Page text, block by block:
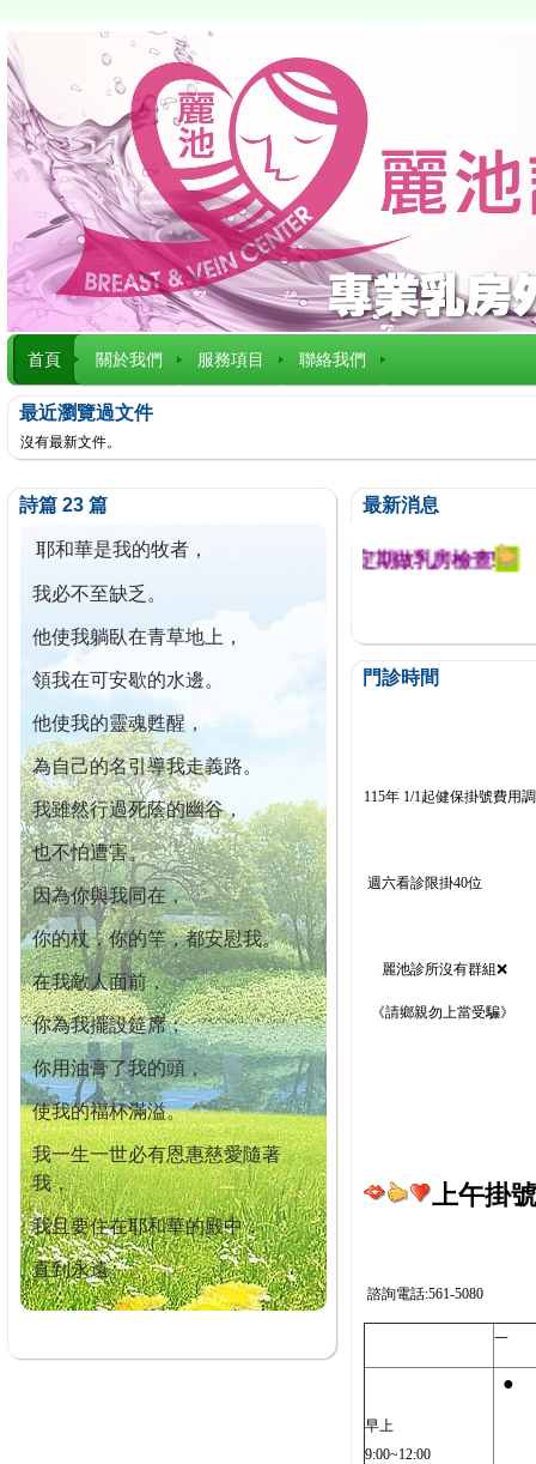
首頁 關於我們 服務項目 聯絡我們
最近瀏覽過文件
沒有最新文件。
詩篇 23 篇
耶和華是我的牧者，
我必不至缺乏。
他使我躺臥在青草地上，
領我在可安歇的水邊。
他使我的靈魂甦醒，
為自己的名引導我走義路。
我雖然行過死蔭的幽谷，
也不怕遭害。
因為你與我同在，
你的杖，你的竿，都安慰我。
在我敵人面前，
你為我擺設筵席；
你用油膏了我的頭，
使我的福杯滿溢。
我一生一世必有恩惠慈愛隨著
我，
我且要住在耶和華的殿中，
直到永遠。
最新消息
迄今已篩檢出1700位乳癌患者,提醒您定期做乳房檢查!
門診時間
115年 1/1起健保掛號費用
週六看診限掛40位
麗池診所沒有群組❌
《請鄉親勿上當受騙》
上午掛
諮詢電話:561-5080
一
早上
9:00~12:00
●